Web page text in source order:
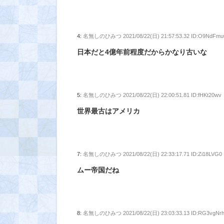
4:名無しのひみつ 2021/08/22(日) 21:57:53.32
日本だと4億年前程度だからかなり古いな
5:名無しのひみつ 2021/08/22(日) 22:00:51.81 ID:fHKt20wv
世界最古はアメリカ
7:名無しのひみつ 2021/08/22(日) 22:33:17.71 ID:Zi18LVG0
ムー帝国だね
8:名無しのひみつ 2021/08/22(日) 23:03:33.13